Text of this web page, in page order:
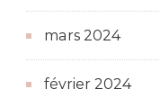
mars 2024
février 2024